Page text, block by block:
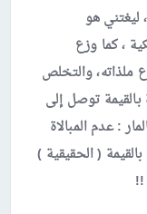
ليغتني هو
، كما وزع
ملذاته، والتخلص
بالقيمة توصل إلى
: عدم المبالاة
( الحقيقية )
!!